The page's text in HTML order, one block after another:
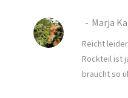
Marja
Reicht
Rockteil ist
braucht so